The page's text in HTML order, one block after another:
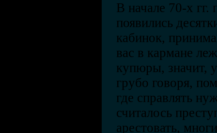
В начале 70-х
появились
кабинок,
вас в кармане
купюры, значит,
грубо говоря,
где справлять
считалось
арестовать,